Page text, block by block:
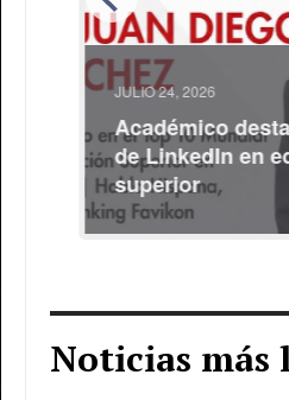
JULIO 24, 2026
Académico
de LinkedIn en
superior
Noticias más